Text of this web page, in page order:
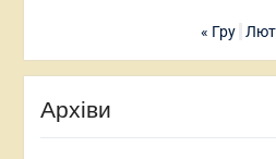
« Гру Лют
Архіви